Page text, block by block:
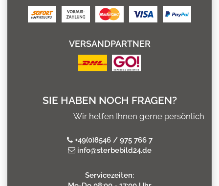
VERSANDPARTNER
SIE HABEN NOCH FRAGEN?
Wir helfen Ihnen gerne persönlich
+49(0)8546 / 975 766 7
info@sterbebild24.de
Servicezeiten: